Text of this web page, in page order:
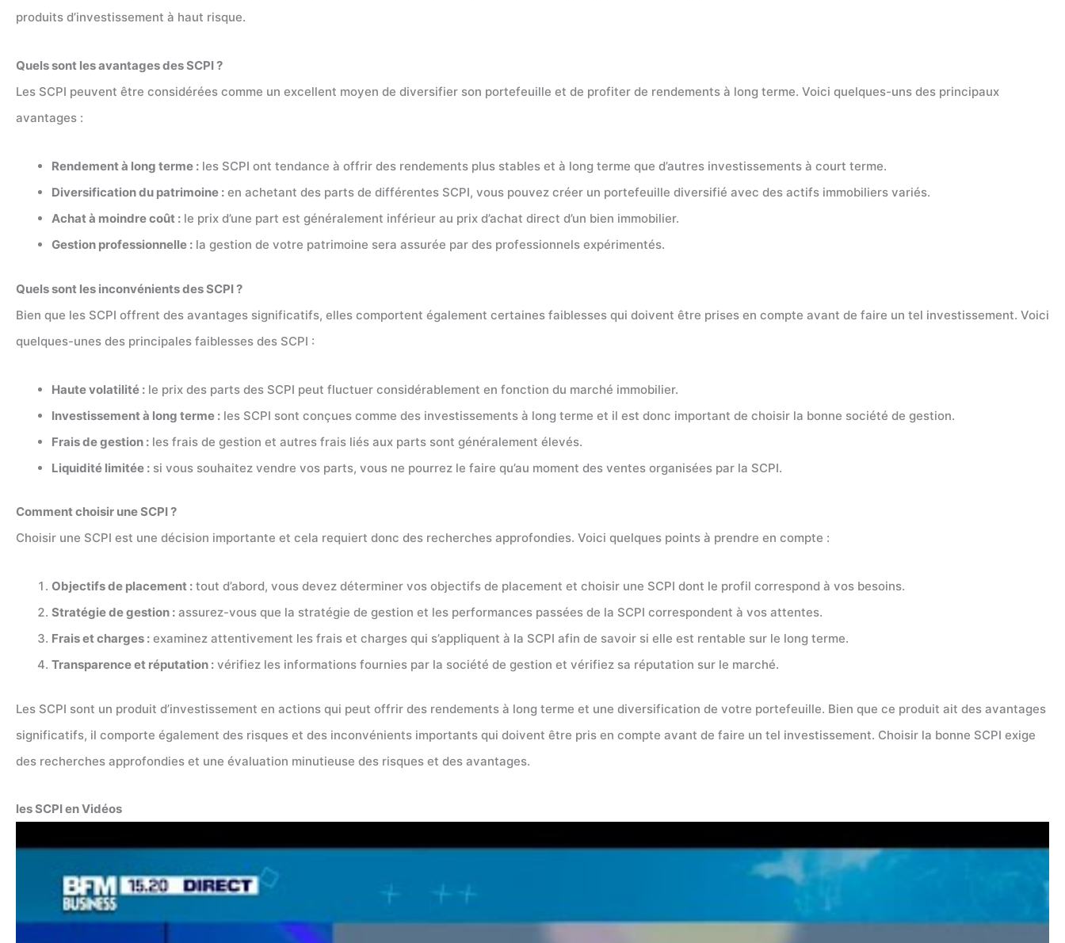
produits d’investissement à haut risque.
Quels sont les avantages des SCPI ?
Les SCPI peuvent être considérées comme un excellent moyen de diversifier son portefeuille et de profiter de rendements à long terme. Voici quelques-uns des principaux
avantages :
Rendement à long terme : les SCPI ont tendance à offrir des rendements plus stables et à long terme que d’autres investissements à court terme.
Diversification du patrimoine : en achetant des parts de différentes SCPI, vous pouvez créer un portefeuille diversifié avec des actifs immobiliers variés.
Achat à moindre coût : le prix d’une part est généralement inférieur au prix d’achat direct d’un bien immobilier.
Gestion professionnelle : la gestion de votre patrimoine sera assurée par des professionnels expérimentés.
Quels sont les inconvénients des SCPI ?
Bien que les SCPI offrent des avantages significatifs, elles comportent également certaines faiblesses qui doivent être prises en compte avant de faire un tel investissement. Voici
quelques-unes des principales faiblesses des SCPI :
Haute volatilité : le prix des parts des SCPI peut fluctuer considérablement en fonction du marché immobilier.
Investissement à long terme : les SCPI sont conçues comme des investissements à long terme et il est donc important de choisir la bonne société de gestion.
Frais de gestion : les frais de gestion et autres frais liés aux parts sont généralement élevés.
Liquidité limitée : si vous souhaitez vendre vos parts, vous ne pourrez le faire qu’au moment des ventes organisées par la SCPI.
Comment choisir une SCPI ?
Choisir une SCPI est une décision importante et cela requiert donc des recherches approfondies. Voici quelques points à prendre en compte :
Objectifs de placement : tout d’abord, vous devez déterminer vos objectifs de placement et choisir une SCPI dont le profil correspond à vos besoins.
Stratégie de gestion : assurez-vous que la stratégie de gestion et les performances passées de la SCPI correspondent à vos attentes.
Frais et charges : examinez attentivement les frais et charges qui s’appliquent à la SCPI afin de savoir si elle est rentable sur le long terme.
Transparence et réputation : vérifiez les informations fournies par la société de gestion et vérifiez sa réputation sur le marché.
Les SCPI sont un produit d’investissement en actions qui peut offrir des rendements à long terme et une diversification de votre portefeuille. Bien que ce produit ait des avantages
significatifs, il comporte également des risques et des inconvénients importants qui doivent être pris en compte avant de faire un tel investissement. Choisir la bonne SCPI exige
des recherches approfondies et une évaluation minutieuse des risques et des avantages.
les SCPI en Vidéos